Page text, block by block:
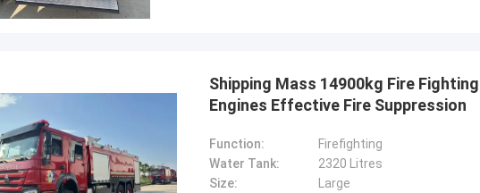
Shipping Mass 14900kg Fire
Engines Effective Fire Suppression
Function:
Firefighting
Water Tank:
2320 Litres
Size:
Large